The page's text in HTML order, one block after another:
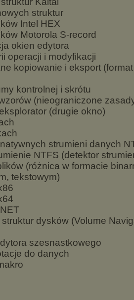
struktur
Intel HEX
Motorola S-record
okien edytora
operacji i modyfikacji
kopiowanie i eksport
kontrolnej i skrótu
(nieograniczone
(drugie okno)
strumieni danych
NTFS (detektor
(różnica w formacie
tekstowym)
dysków (Volume
szesnastkowego
do danych